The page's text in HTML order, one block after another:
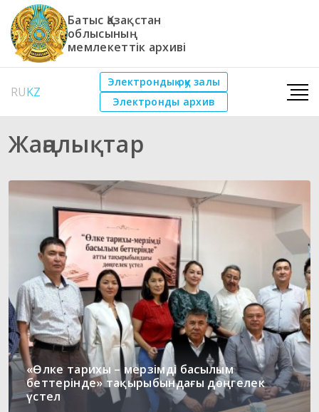
Батыс Қазақстан
облысының
мемлекеттік архиві
RUKZ
Электрондық оқу залы
Электронды архив
Жаңалықтар
«Өлке тарихы – мерзімді басылым
беттерінде» тақырыбындағы дөңгелек
үстел